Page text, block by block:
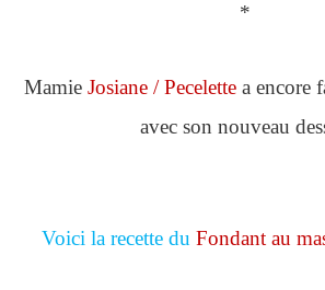
*
Mamie Josiane / Pecelette a encore
avec son nouveau
Voici la recette du Fondant au